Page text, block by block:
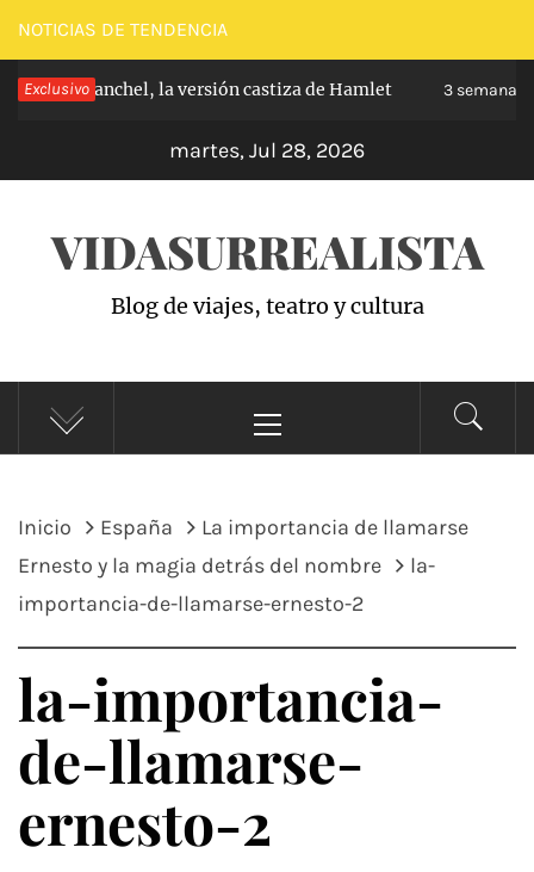
Saltar
al
contenido
NOTICIAS DE TENDENCIA
Exclusivo
de Carabanchel, la versión castiza de Hamlet 3 semanas
martes, Jul 28, 2026
VIDASURREALISTA
Blog de viajes, teatro y cultura
principal
Inicio España
La importancia de llamarse
Ernesto y la magia detrás del nombre
la-
importancia-de-llamarse-ernesto-2
la-importancia-
de-llamarse-
ernesto-2